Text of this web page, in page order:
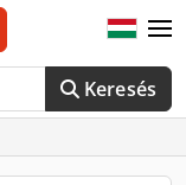
Keresés